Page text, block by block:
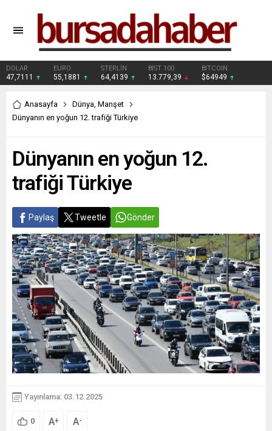
DOLAR
47,7111
EURO
55,1881
STERLİN
64,4139
BIST 100
13.779,39
BITCOIN
$64949
Anasayfa Dünya, Manşet
Dünyanın en yoğun 12. trafiği Türkiye
Dünyanın en yoğun 12.
trafiği Türkiye
Paylaş Tweetle Gönder
Yayınlama: 03.12.2025
0 A+ A-